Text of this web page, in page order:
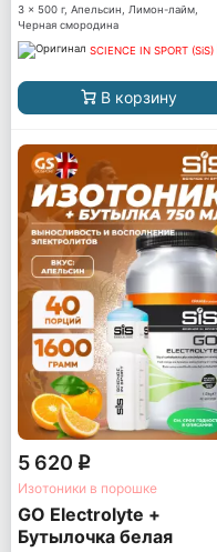
3 x 500 г, Апельсин, Лимон-лайм,
Черная смородина
SCIENCE IN SPORT (SiS)
В корзину
5 620 q
Изотоники в порошке
GO Electrolyte +
Бутылочка белая